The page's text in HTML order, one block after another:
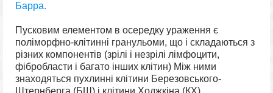
Барра.
Пусковим елементом в осередку ураження є
поліморфно-клітинні гранульоми, що і складаються з
різних компонентів (зрілі і незрілі лімфоцити,
фібробласти і багато інших клітин) Між ними
знаходяться пухлинні клітини Березовського-